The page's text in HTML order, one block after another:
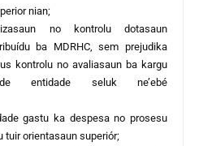
nian;
no kontrolu dotasaun
ba MDRHC, sem prejudika
kontrolu no avaliasaun ba kargu
entidade seluk ne’ebé
gastu ka despesa no prosesu
tuir orientasaun superiór;